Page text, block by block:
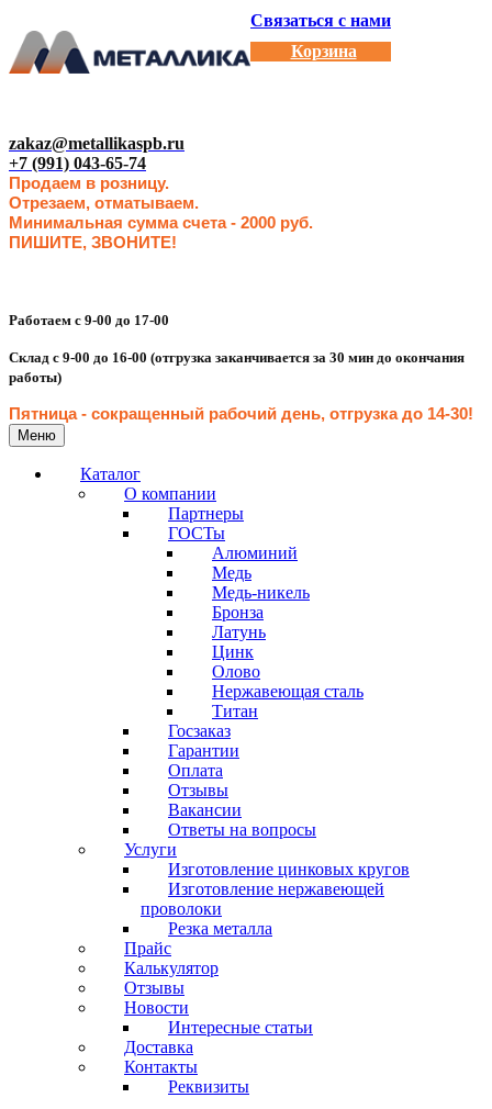
Связаться с нами
Корзина
zakaz@metallikaspb.ru
+7 (991) 043-65-74
Продаем в розницу.
Отрезаем, отматываем.
Минимальная сумма счета - 2000 руб.
ПИШИТЕ, ЗВОНИТЕ!
Работаем с 9-00 до 17-00
Склад с 9-00 до 16-00 (отгрузка заканчивается за 30 мин до окончания
работы)
Пятница - сокращенный рабочий день, отгрузка до 14-30!
Меню
Каталог
О компании
Партнеры
ГОСТы
Алюминий
Медь
Медь-никель
Бронза
Латунь
Цинк
Олово
Нержавеющая сталь
Титан
Госзаказ
Гарантии
Оплата
Отзывы
Вакансии
Ответы на вопросы
Услуги
Изготовление цинковых кругов
Изготовление нержавеющей
проволоки
Резка металла
Прайс
Калькулятор
Отзывы
Новости
Интересные статьи
Доставка
Контакты
Реквизиты